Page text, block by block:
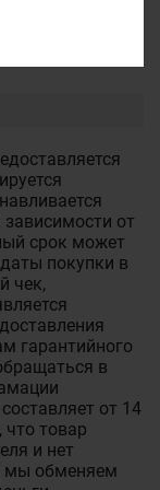
от
срок может
покупки в
чек,
гарантийного
в
от 14
что товар
и нет
мы обменяем